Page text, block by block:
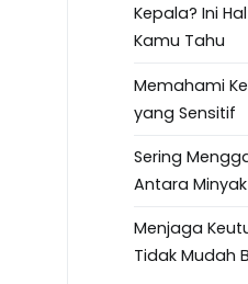
Kepala? Ini
Kamu Tahu
Memahami
yang Sensitif
Sering
Antara
Menjaga
Tidak Mudah